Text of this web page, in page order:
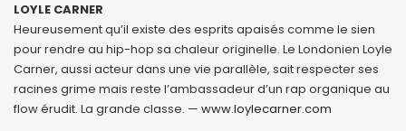
LOYLE CARNER
Heureusement qu’il existe des esprits apaisés comme le sien
pour rendre au hip-hop sa chaleur originelle. Le Londonien Loyle
Carner, aussi acteur dans une vie parallèle, sait respecter ses
racines grime mais reste l’ambassadeur d’un rap organique au
flow érudit. La grande classe. — www.loylecarner.com